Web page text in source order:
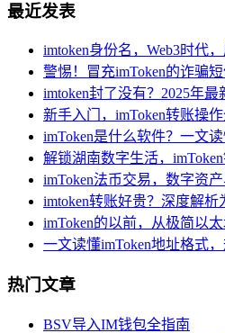
最近发表
imtoken身份名，Web3时代
警惕！冒充imToken的诈骗
imtoken封了没有？2025年
新手入门，imToken转账操
imToken是什么软件？一文
解锁湖南数字生活，
imToken法币交易，数字资
imtoken转账好贵？深度解
imToken的以前，从极简以
一文读懂imToken地址格式
热门文章
BSV导入IM钱包全指南